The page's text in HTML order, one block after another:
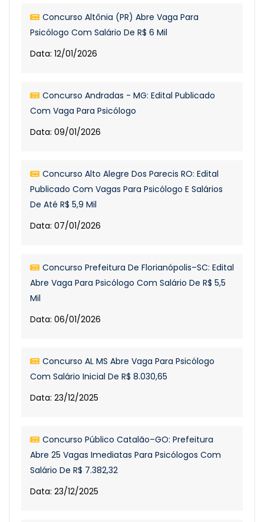
Concurso Altônia (PR) Abre Vaga Para
Psicólogo Com Salário De R$ 6 Mil
Data: 12/01/2026
Concurso Andradas - MG: Edital Publicado
Com Vaga Para Psicólogo
Data: 09/01/2026
Concurso Alto Alegre Dos Parecis RO: Edital
Publicado Com Vagas Para Psicólogo E Salários
De Até R$ 5,9 Mil
Data: 07/01/2026
Concurso Prefeitura De Florianópolis–SC: Edital
Abre Vaga Para Psicólogo Com Salário De R$ 5,5
Mil
Data: 06/01/2026
Concurso AL MS Abre Vaga Para Psicólogo
Com Salário Inicial De R$ 8.030,65
Data: 23/12/2025
Concurso Público Catalão–GO: Prefeitura
Abre 25 Vagas Imediatas Para Psicólogos Com
Salário De R$ 7.382,32
Data: 23/12/2025